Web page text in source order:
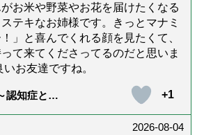
がお米や野菜やお花を届けたくなる
テキなお姉様です。きっとマナミ
」と喜んでくれる顔を見たくて、
て来てくださってるのだと思いま
お友達ですね。
認知症と介
）
+1
2026-08-04